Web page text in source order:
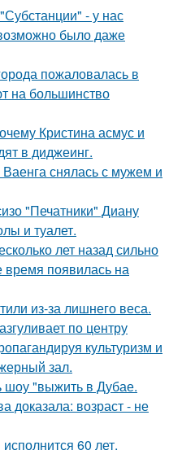
- у нас
было даже
пожаловалась в
на большинство
Кристина асмус и
в диджеинг.
снялась с мужем и
"Печатники" Диану
и туалет.
лет назад сильно
время появилась на
из-за лишнего веса.
по центру
культуризм и
зал.
шоу "выжить в Дубае.
доказала: возраст - не
60 лет.